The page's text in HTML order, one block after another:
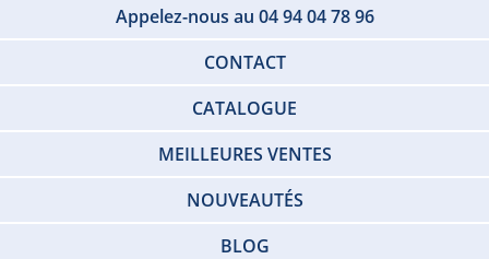
Appelez-nous au 04 94 04 78 96
CONTACT
CATALOGUE
MEILLEURES VENTES
NOUVEAUTÉS
BLOG